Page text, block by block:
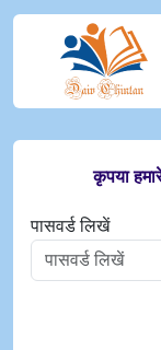
कृपया
पासवर्ड लिखें